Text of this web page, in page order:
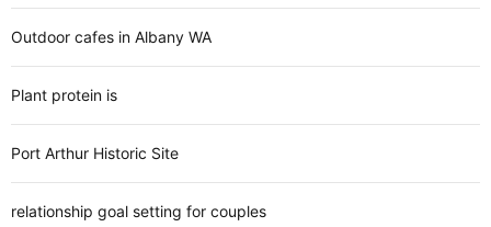
Outdoor cafes in Albany WA
Plant protein is
Port Arthur Historic Site
relationship goal setting for couples